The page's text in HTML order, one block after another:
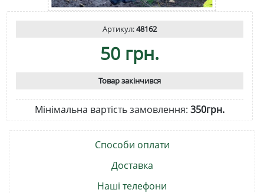
Артикул:48162
50 грн.
Товар закінчився
Мінімальна вартість замовлення: 350грн.
Способи оплати
Доставка
Наші телефони